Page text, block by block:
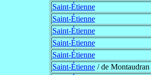
Saint-Étienne
Saint-Étienne
Saint-Étienne
Saint-Étienne
Saint-Étienne
Saint-Étienne/ de Montaudran